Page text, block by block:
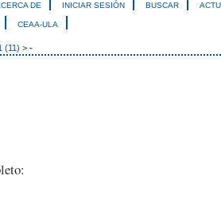
DE INICIAR SESIÓN BUSCAR
CEAA-ULA
(11) > -